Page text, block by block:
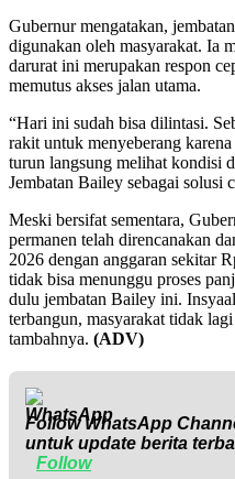
Gubernur mengatakan,
digunakan oleh masyarakat. Ia
darurat ini merupakan respon
memutus akses jalan utama.
“Hari ini sudah bisa dilintasi.
rakit untuk menyeberang
turun langsung melihat kondisi
Jembatan Bailey sebagai solusi
Meski bersifat sementara,
permanen telah direncanakan
2026 dengan anggaran sekitar
tidak bisa menunggu proses
dulu jembatan Bailey ini.
terbangun, masyarakat tidak
tambahnya. (ADV)
Follow WhatsApp
untuk update berita
Follow